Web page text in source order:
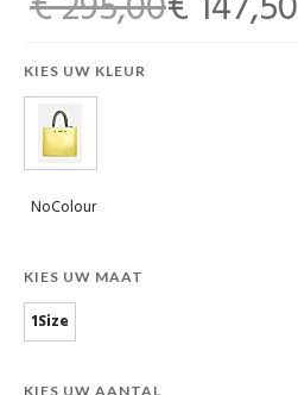
KIES UW KLEUR
NoColour
KIES UW MAAT
1Size
KIES UW AANTAL